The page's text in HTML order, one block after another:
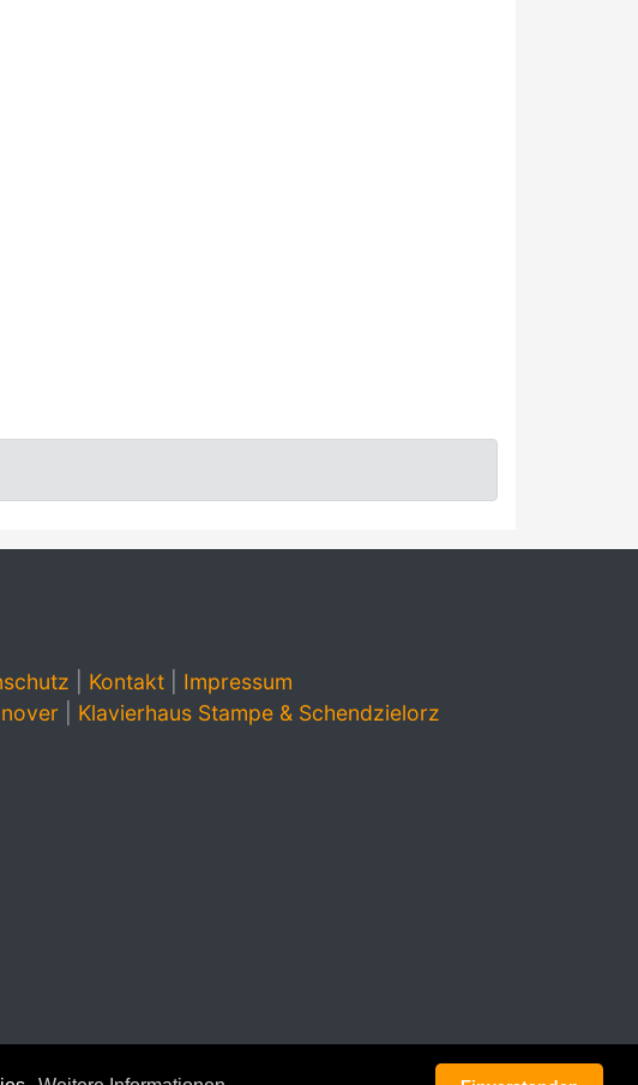
Kontakt| Impressum
Klavierhaus Stampe & Schendzielorz